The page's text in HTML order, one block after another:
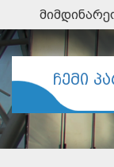
ᲩᲔᲛᲘ